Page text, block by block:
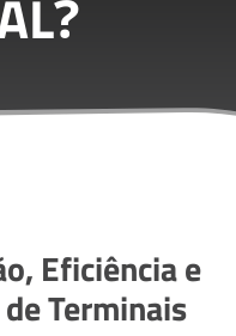
?
Eficiência e
Terminais